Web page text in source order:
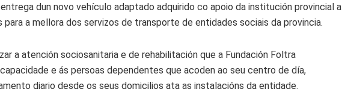
dun novo vehículo adaptado adquirido co apoio da institución provincial a
para a mellora dos servizos de transporte de entidades sociais da provincia.
a atención sociosanitaria e de rehabilitación que a Fundación Foltra
e ás persoas dependentes que acoden ao seu centro de día,
diario desde os seus domicilios ata as instalacións da entidade.